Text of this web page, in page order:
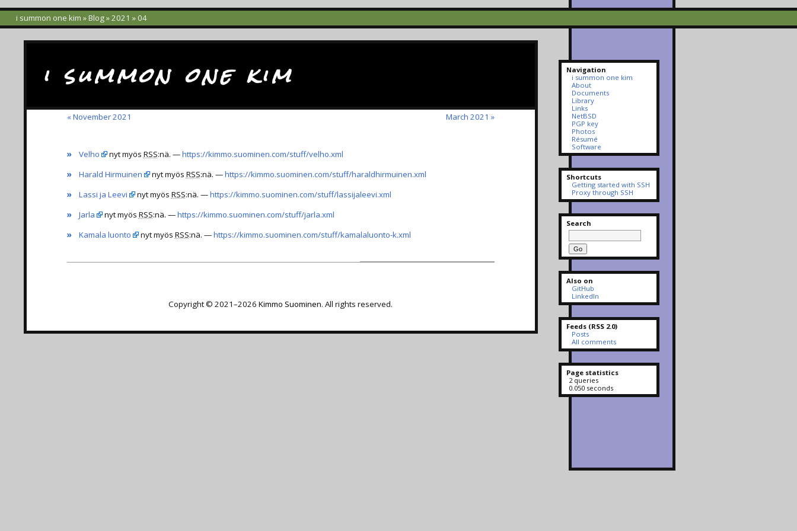
i summon one kim »Blog»2021 » 04
i summon one kim
« November 2021 March 2021 »
» Velho nyt myös RSS:nä. —https://kimmo.suominen.com/stuff/velho.xml
»
Harald Hirmuinen nyt myös RSS:nä. —https://kimmo.suominen.com/stuff/haraldhirmuinen.xml
»
Lassi ja Leevi nyt myös RSS:nä. —https://kimmo.suominen.com/stuff/lassijaleevi.xml
»
Jarla nyt myös RSS:nä. —https://kimmo.suominen.com/stuff/jarla.xml
»
Kamala luonto nyt myös RSS:nä. —https://kimmo.suominen.com/stuff/kamalaluonto-k.xml
Copyright © 2021–2026Kimmo Suominen. All rights reserved.
Navigation
i summon one kim
About
Documents
Library
Links
NetBSD
PGP key
Photos
Résumé
Software
Shortcuts
Getting started with SSH
Proxy through SSH
Search
Also on
GitHub
LinkedIn
Feeds (RSS 2.0)
Posts
All comments
Page statistics
2 queries
0.050 seconds